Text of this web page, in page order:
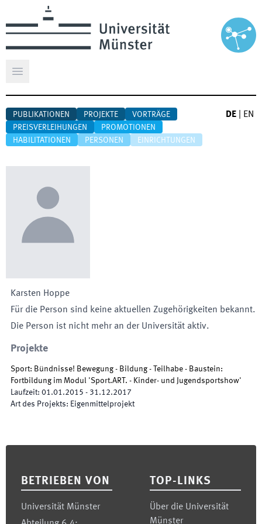
Hauptmenü öffnen
PUBLIKATIONEN PROJEKTE
VORTRÄGE
PREISVERLEIHUNGEN
PROMOTIONEN
HABILITATIONEN
PERSONEN EINRICHTUNGEN
DE EN
Karsten Hoppe
Für die Person sind keine aktuellen Zugehörigkeiten bekannt.
Die Person ist nicht mehr an der Universität aktiv.
Projekte
Sport: Bündnisse! Bewegung - Bildung - Teilhabe - Baustein:
Fortbildung im Modul 'Sport.ART. - Kinder- und Jugendsportshow'
Laufzeit: 01.01.2015 - 31.12.2017
Art des Projekts: Eigenmittelprojekt
BETRIEBEN VON
Universität Münster
TOP-LINKS
Über die Universität
Münster